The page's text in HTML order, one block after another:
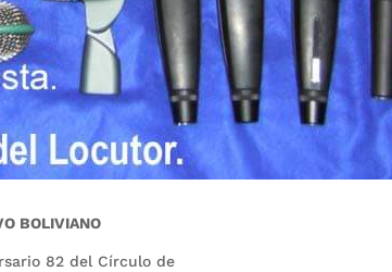
BOLIVIANO
82 del Círculo de